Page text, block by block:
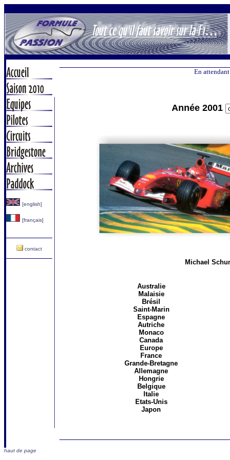
[english]
[français]
contact
En
Année 2001
Michael
Australie
Malaisie
Brésil
Saint-Marin
Espagne
Autriche
Monaco
Canada
Europe
France
Grande-Bretagne
Allemagne
Hongrie
Belgique
Italie
Etats-Unis
Japon
haut de page